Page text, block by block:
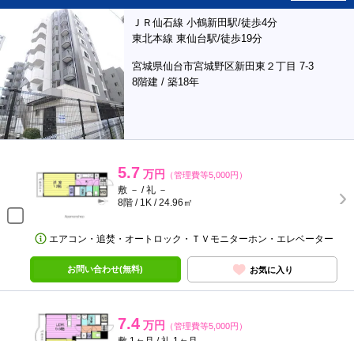
ＪＲ仙石線 小鶴新田駅/徒歩4分
東北本線 東仙台駅/徒歩19分
宮城県仙台市宮城野区新田東２丁目 7-3
8階建 / 築18年
5.7 万円 （管理費等5,000円）
敷 － / 礼 －
8階 / 1K / 24.96㎡
エアコン・追焚・オートロック・ＴＶモニターホン・エレベーター
お問い合わせ(無料) お気に入り
7.4 万円 （管理費等5,000円）